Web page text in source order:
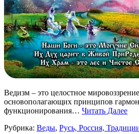
Ведизм – это целостное
основополагающих принципов
функционирования… Читать Далее
Рубрика: Веды, Русь, Россия,